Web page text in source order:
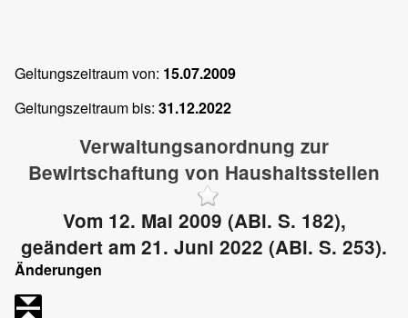
Geltungszeitraum von: 15.07.2009
Geltungszeitraum bis: 31.12.2022
Verwaltungsanordnung zur
Bewirtschaftung von Haushaltsstellen
Vom 12. Mai 2009 (ABl. S. 182),
geändert am 21. Juni 2022 (ABl. S. 253).
Änderungen